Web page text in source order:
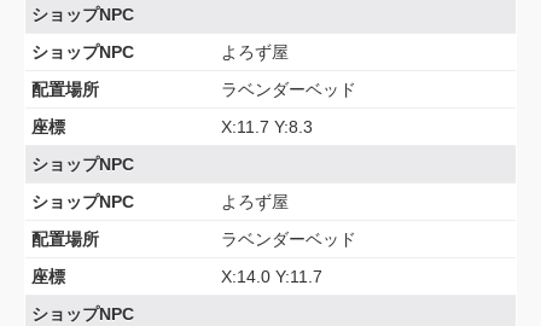
ショップNPC
ショップNPC
よろず屋
配置場所
ラベンダーベッド
座標
X:11.7 Y:8.3
ショップNPC
ショップNPC
よろず屋
配置場所
ラベンダーベッド
座標
X:14.0 Y:11.7
ショップNPC